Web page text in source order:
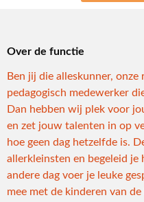
Over de functie
Ben jij die alleskunner,
pedagogisch medewerker
Dan hebben wij plek voor
en zet jouw talenten in op
hoe geen dag hetzelfde is.
allerkleinsten en begeleid je
andere dag voer je leuke
mee met de kinderen van